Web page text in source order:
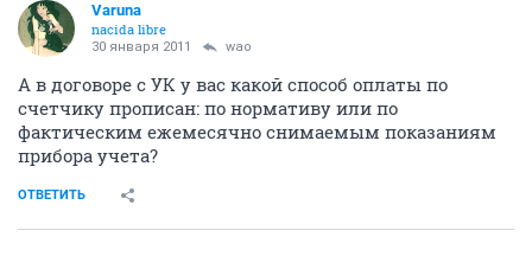
Varuna
nacida libre
30 января 2011 wao
А в договоре с УК у вас какой способ оплаты по
счетчику прописан: по нормативу или по
фактическим ежемесячно снимаемым показаниям
прибора учета?
ОТВЕТИТЬ